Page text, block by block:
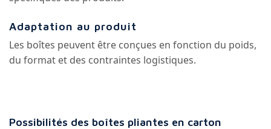
Adaptation au produit
Les boîtes peuvent être conçues en fonction du poids,
du format et des contraintes logistiques.
Possibilités des boîtes pliantes en carton